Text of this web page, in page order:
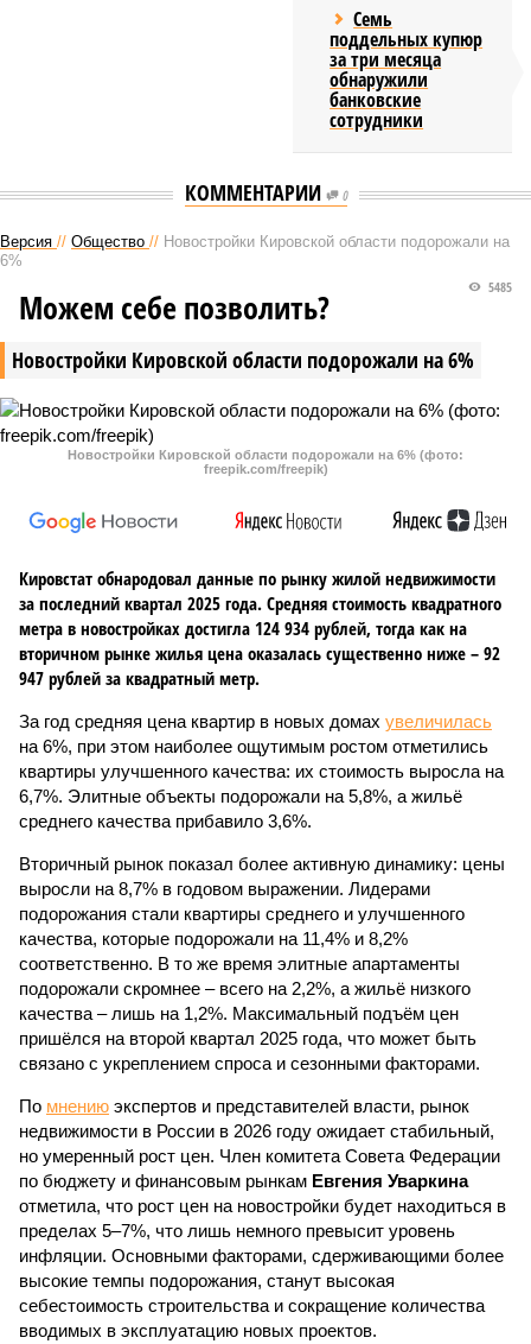
Семь
поддельных купюр
за три месяца
обнаружили
банковские
сотрудники
КОММЕНТАРИИ 0
Версия // Общество // Новостройки Кировской области подорожали на
6%
Новостройки Кировской области подорожали на 6%
5485
Можем себе позволить?
Новостройки Кировской области подорожали на 6% (фото:
freepik.com/freepik)
Кировстат обнародовал данные по рынку жилой недвижимости
за последний квартал 2025 года. Средняя стоимость квадратного
метра в новостройках достигла 124 934 рублей, тогда как на
вторичном рынке жилья цена оказалась существенно ниже – 92
947 рублей за квадратный метр.
За год средняя цена квартир в новых домах увеличилась
на 6%, при этом наиболее ощутимым ростом отметились
квартиры улучшенного качества: их стоимость выросла на
6,7%. Элитные объекты подорожали на 5,8%, а жильё
среднего качества прибавило 3,6%.
Вторичный рынок показал более активную динамику: цены
выросли на 8,7% в годовом выражении. Лидерами
подорожания стали квартиры среднего и улучшенного
качества, которые подорожали на 11,4% и 8,2%
соответственно. В то же время элитные апартаменты
подорожали скромнее – всего на 2,2%, а жильё низкого
качества – лишь на 1,2%. Максимальный подъём цен
пришёлся на второй квартал 2025 года, что может быть
связано с укреплением спроса и сезонными факторами.
По мнению экспертов и представителей власти, рынок
недвижимости в России в 2026 году ожидает стабильный,
но умеренный рост цен. Член комитета Совета Федерации
по бюджету и финансовым рынкам Евгения Уваркина
отметила, что рост цен на новостройки будет находиться в
пределах 5–7%, что лишь немного превысит уровень
инфляции. Основными факторами, сдерживающими более
высокие темпы подорожания, станут высокая
себестоимость строительства и сокращение количества
вводимых в эксплуатацию новых проектов.